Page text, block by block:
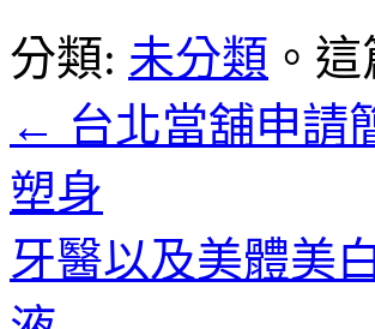
分類: 未分類 。
← 台北當舖申請
塑身
牙醫以及美體美